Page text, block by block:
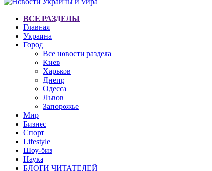
ВСЕ РАЗДЕЛЫ
Главная
Украина
Город
Все новости раздела
Киев
Харьков
Днепр
Одесса
Львов
Запорожье
Мир
Бизнес
Спорт
Lifestyle
Шоу-биз
Наука
БЛОГИ ЧИТАТЕЛЕЙ